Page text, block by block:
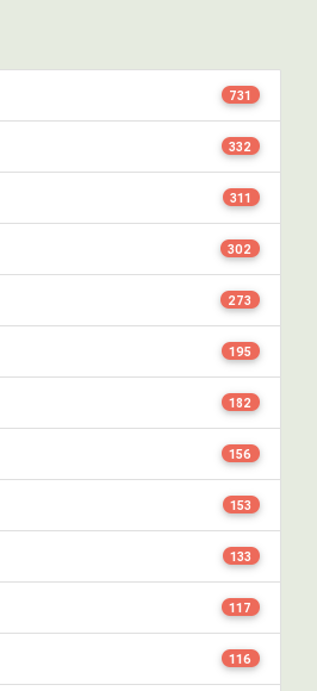
731
332
311
302
273
195
182
156
153
133
117
116